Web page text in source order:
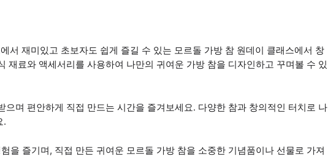
서 재미있고 초보자도 쉽게 즐길 수 있는 모르돌 가방 참 원데이 클래스에서 창
재료와 액세서리를 사용하여 나만의 귀여운 가방 참을 디자인하고 꾸며볼 수 있
으며 편안하게 직접 만드는 시간을 즐겨보세요. 다양한 참과 창의적인 터치로 나
.
을 즐기며, 직접 만든 귀여운 모르돌 가방 참을 소중한 기념품이나 선물로 가져